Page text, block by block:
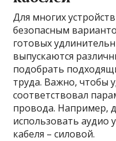
Для многих
безопасным
готовых
выпускаются
подобрать
труда. Важно, чтобы
соответствовал
провода. Например,
использовать аудио
кабеля – силовой.